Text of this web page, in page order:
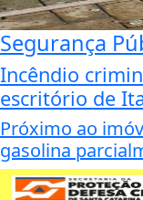
Segurança
Incêndio
escritório de
Próximo ao
gasolina